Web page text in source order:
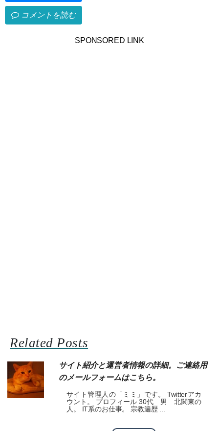
コメントを読む
SPONSORED LINK
Related Posts
サイト紹介と運営者情報の詳細。ご連絡用
のメールフォームはこちら。
サイト管理人の「ミミ」です。 Twitterアカ
ウント。 プロフィール 30代 男 北関東の
人。 IT系のお仕事。 宗教遍歴 ...